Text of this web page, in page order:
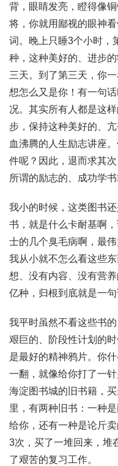
背，眼睛发亮，瞪得像
将，你就用鄙视的眼神
词。晚上只睡3个小时，
种，这种美好的、进步
三天。到了第三天，你
想怎么又是你！有一句
况。其实所有人都是这
步，保持这种美好的、
血沸腾的人生励志讲座
件呢？因此，退而求其
所谓的励志的、成功学书
我小的时候，这类图书
书，就是什么卡耐基啊
士的几个臭毛病啊，最
我从小就不怎么看这些
想、没有内容、没有营
亿种，归根到底就是一
我平时虽然不看这些书
艰巨的、阶段性计划的
是最好的精神鸦片。你
一翻，就像给你打了一
海淀图书城的旧书籍，
里，有两种旧书：一种
给你，还有一种是论斤
3次，买了一堆回来，堆
了艰苦的复习工作。